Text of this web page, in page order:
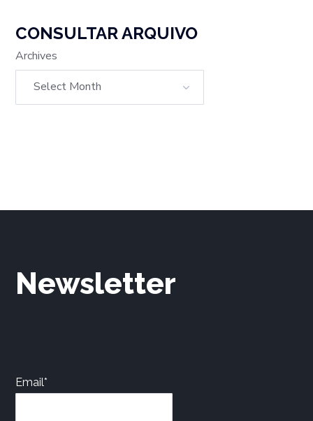
CONSULTAR ARQUIVO
Archives
Newsletter
Email*